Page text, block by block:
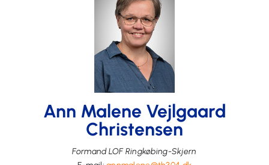
Ann Malene Vejlgaard
Christensen
Formand LOF Ringkøbing-Skjern